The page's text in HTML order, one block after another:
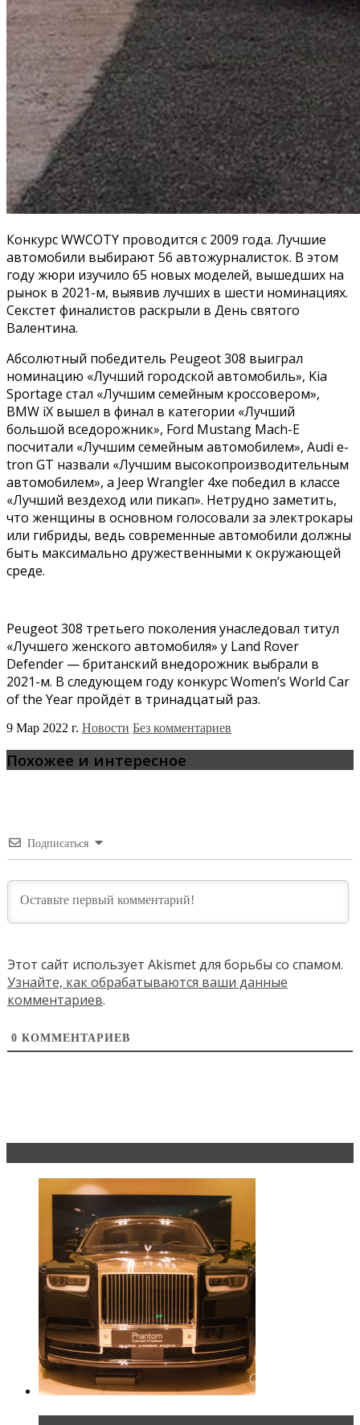
Конкурс WWCOTY проводится с 2009 года. Лучшие
автомобили выбирают 56 автожурналисток. В этом
году жюри изучило 65 новых моделей, вышедших на
рынок в 2021-м, выявив лучших в шести номинациях.
Секстет финалистов раскрыли в День святого
Валентина.
Абсолютный победитель Peugeot 308 выиграл
номинацию «Лучший городской автомобиль», Kia
Sportage стал «Лучшим семейным кроссовером»,
BMW iX вышел в финал в категории «Лучший
большой вседорожник», Ford Mustang Mach-E
посчитали «Лучшим семейным автомобилем», Audi e-
tron GT назвали «Лучшим высокопроизводительным
автомобилем», а Jeep Wrangler 4xe победил в классе
«Лучший вездеход или пикап». Нетрудно заметить,
что женщины в основном голосовали за электрокары
или гибриды, ведь современные автомобили должны
быть максимально дружественными к окружающей
среде.
Peugeot 308 третьего поколения унаследовал титул
«Лучшего женского автомобиля» у Land Rover
Defender — британский внедорожник выбрали в
2021-м. В следующем году конкурс Women’s World Car
of the Year пройдёт в тринадцатый раз.
9 Мар 2022 г. Новости Без комментариев
Похожее и интересное
Подписаться
Этот сайт использует Akismet для борьбы со спамом.
Узнайте, как обрабатываются ваши данные
комментариев.
0 КОММЕНТАРИЕВ